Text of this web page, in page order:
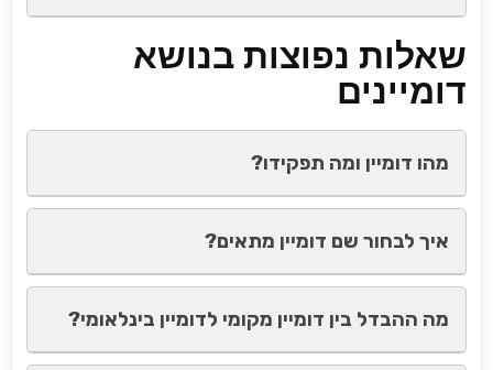
שאלות נפוצות בנושא
דומיינים
מהו דומיין ומה תפקידו?
איך לבחור שם דומיין מתאים?
מה ההבדל בין דומיין מקומי לדומיין בינלאומי?